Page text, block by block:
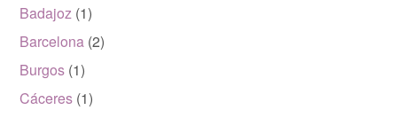
Badajoz (1)
Barcelona (2)
Burgos (1)
Cáceres (1)